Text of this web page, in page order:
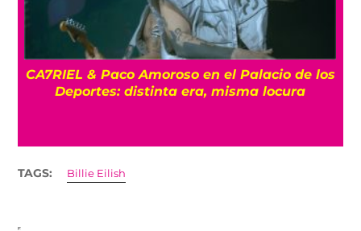
CA7RIEL & Paco Amoroso en el Palacio de los
Deportes: distinta era, misma locura
TAGS: Billie Eilish